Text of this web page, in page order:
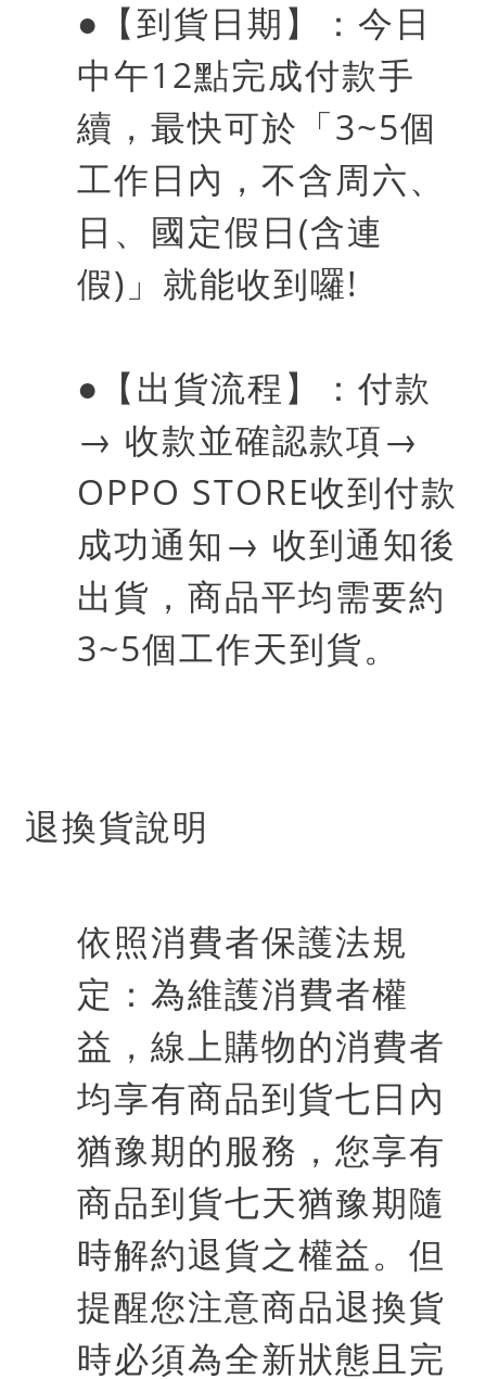
● 【到貨日期】：今日
中午12點完成付款手
續，最快可於「3~5個
工作日內，不含周六、
日、國定假日(含連
假) 」就能收到囉!
● 【出貨流程】：付款
→ 收款並確認款項→
OPPO STORE收到付款
成功通知 → 收到通知後
出貨，商品平均需要約
3~5個工作天到貨。
退換貨說明
依照消費者保護法規
定：為維護消費者權
益，線上購物的消費者
均享有商品到貨七日內
猶豫期的服務，您享有
商品到貨七天猶豫期隨
時解約退貨之權益。但
提醒您注意商品退換貨
時必須為全新狀態且完